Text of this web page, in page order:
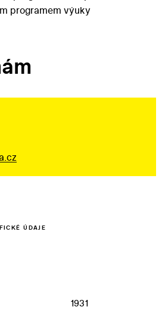
programem výuky
ÚDAJE
1931